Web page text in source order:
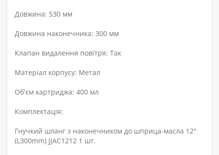
Довжина: 5З0 мм
Довжина наконечника: З00 мм
Клапан видалення повітря: Так
Матеріал корпусу: Метал
Об'єм картриджа: 400 мл
Комплектація:
Гнучкий шланг з наконечником до шприца-масла 12"
(LЗ00mm) JJAC1212 1 шт.